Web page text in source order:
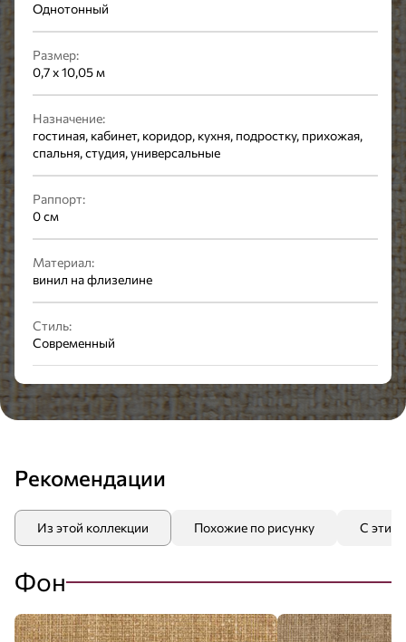
Однотонный
Размер:
0,7 x 10,05 м
Назначение:
гостиная, кабинет, коридор, кухня, подростку, прихожая,
спальня, студия, универсальные
Раппорт:
0 см
Материал:
винил на флизелине
Стиль:
Современный
Рекомендации
Из этой коллекции Похожие по рисунку С этим
Фон